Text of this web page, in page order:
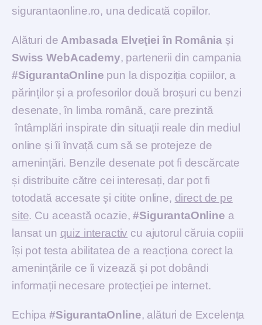
sigurantaonline.ro, una dedicată copiilor.
Alături de Ambasada Elveţiei în România și
Swiss WebAcademy, partenerii din campania
#SigurantaOnline pun la dispoziția copiilor, a
părinților și a profesorilor două broșuri cu benzi
desenate, în limba română, care prezintă
întâmplări inspirate din situații reale din mediul
online și îi învață cum să se protejeze de
amenințări. Benzile desenate pot fi descărcate
și distribuite către cei interesați, dar pot fi
totodată accesate și citite online, direct de pe
site. Cu această ocazie,#SigurantaOnline a
lansat un quiz interactiv cu ajutorul căruia copiii
își pot testa abilitatea de a reacționa corect la
amenințările ce îi vizează și pot dobândi
informații necesare protecției pe internet.
Echipa #SigurantaOnline, alături de Excelența